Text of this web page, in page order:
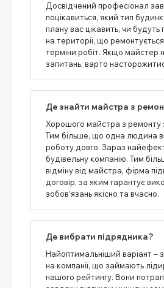
Досвідчений професіонал
поцікавиться, який тип
плану вас цікавить, чи будуть
на території, що ремонтується,
терміни робіт. Якщо майстер
запитань, варто
Де знайти майстра з
Хорошого майстра з ремонту
Тим більше, що одна людина
роботу довго. Зараз
будівельну компанію. Тим
відміну від майстра, фірма
договір, за яким гарантує
зобов’язань якісно та вчасно.
Де вибрати підрядника?
Найоптимальніший варіант –
на компанії, що займають
нашого рейтингу. Вони